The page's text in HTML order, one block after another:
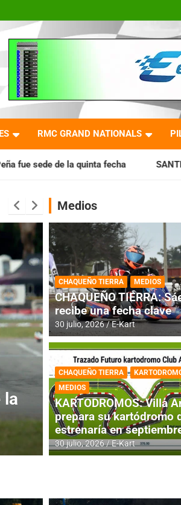
RMC GRAND NATIONALS
fecha SANTIAGUEÑO: Se cumplió
DESTACADA INFORME CENTRAL
RMC BUENOS
histórica en
4 agosto, 2026 E-Kart
Medios
CHAQUEÑO TIERRA MEDIOS
CHAQUEÑO TIERRA:
recibe una fecha clave
30 julio, 2026 E-Kart
CHAQUEÑO TIERRA
MEDIOS
KARTODROMOS: Villa
prepara su kartódromo
estrenaría en
30 julio, 2026 E-Kart